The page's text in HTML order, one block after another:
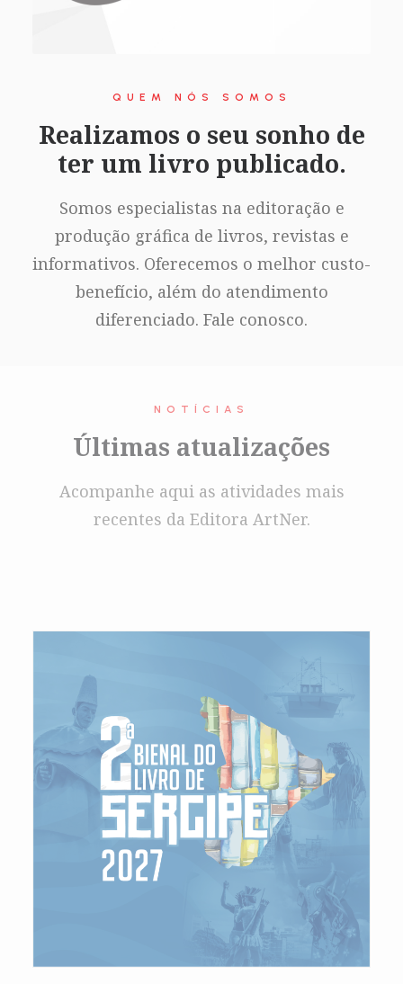
QUEM NÓS SOMOS
Realizamos o seu sonho de
ter um livro publicado.
Somos especialistas na editoração e
produção gráfica de livros, revistas e
informativos. Oferecemos o melhor custo-
benefício, além do atendimento
diferenciado. Fale conosco.
NOTÍCIAS
Últimas atualizações
Acompanhe aqui as atividades mais
recentes da Editora ArtNer.